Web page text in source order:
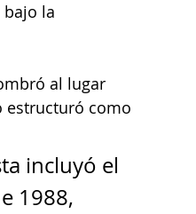
la
al lugar
estructuró como
incluyó el
1988,